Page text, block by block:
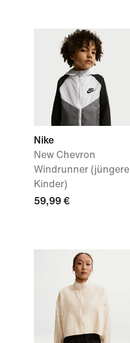
Nike
New Chevron
Windrunner (jüngere
Kinder)
59,99 €